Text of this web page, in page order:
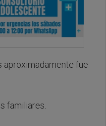
aproximadamente fue
familiares.